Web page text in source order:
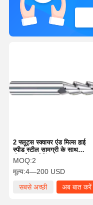
2 फ्लूट्स स्क्वायर एंड मिल्स हाई
स्पीड स्टील सामग्री के साथ
टीआईएन कोटिंग
MOQ:2
मूल्य:4—200 USD
सबसे अच्छी
अब बात करें